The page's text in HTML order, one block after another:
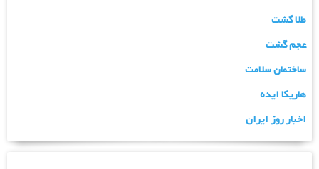
طلا گشت
عجم گشت
ساختمان سلامت
هاریکا ایده
اخبار روز ایران